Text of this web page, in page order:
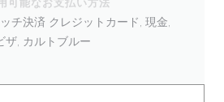
可能なお支払い方法
チ決済 クレジットカード, 現金,
ザ, カルトブルー